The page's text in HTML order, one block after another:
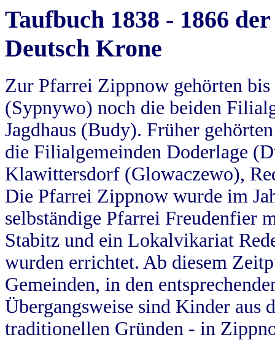
Taufbuch 1838 - 1866
Deutsch Krone
Zur Pfarrei Zippnow gehörten
(Sypnywo) noch die beiden
Jagdhaus (Budy). Früher
die Filialgemeinden Doderlage
Klawittersdorf (Glowaczewo),
Die Pfarrei Zippnow wurde im
selbständige Pfarrei Freudenfier
Stabitz und ein Lokalvikariat
wurden errichtet. Ab diesem
Gemeinden, in den
Übergangsweise sind Kinder aus
traditionellen Gründen - in